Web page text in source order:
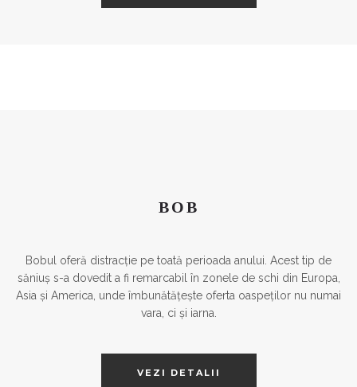
BOB
Bobul oferă distracție pe toată perioada anului. Acest tip de
săniuș s-a dovedit a fi remarcabil în zonele de schi din Europa,
Asia și America, unde îmbunătățește oferta oaspeților nu numai
vara, ci și iarna.
VEZI DETALII